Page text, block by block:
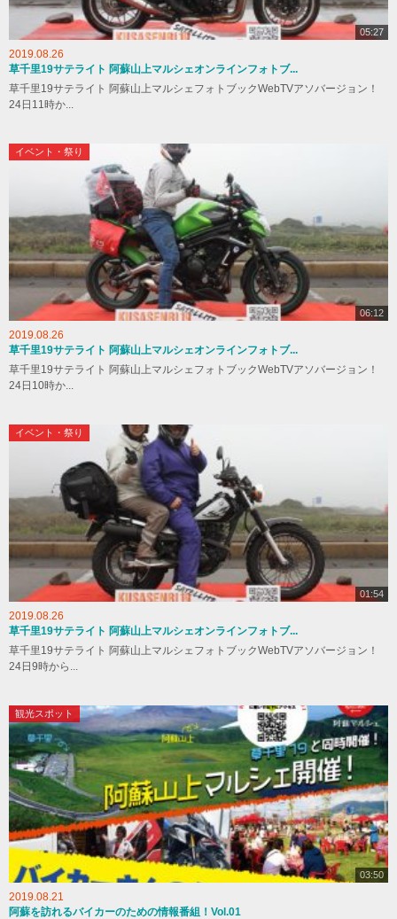
05:27
2019.08.26
草千里19サテライト 阿蘇山上マルシェオンラインフォトブ...
草千里19サテライト 阿蘇山上マルシェフォトブックWebTVアソバージョン！
24日11時か...
イベント・祭り
06:12
2019.08.26
草千里19サテライト 阿蘇山上マルシェオンラインフォトブ...
草千里19サテライト 阿蘇山上マルシェフォトブックWebTVアソバージョン！
24日10時か...
イベント・祭り
01:54
2019.08.26
草千里19サテライト 阿蘇山上マルシェオンラインフォトブ...
草千里19サテライト 阿蘇山上マルシェフォトブックWebTVアソバージョン！
24日9時から...
観光スポット
03:50
2019.08.21
阿蘇を訪れるバイカーのための情報番組！Vol.01